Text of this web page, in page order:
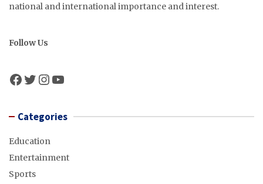
national and international importance and interest.
Follow Us
Facebook
Twitter
Instagram
YouTube
Categories
Education
Entertainment
Sports